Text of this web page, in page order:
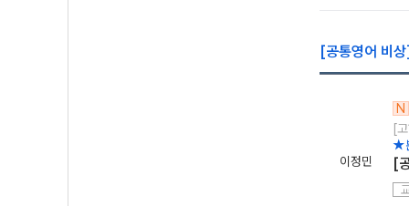
[공통영어 비
이정민
N
[
★
[